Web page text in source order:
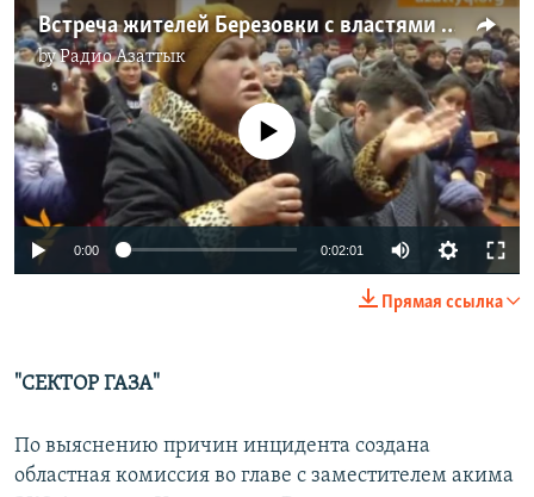
Встреча жителей Березовки с властями региона
byРадио Азаттык
No media source currently available
0:00 0:02:01
Прямая ссылка
"СЕКТОР ГАЗА"
По выяснению причин инцидента создана
областная комиссия во главе с заместителем акима